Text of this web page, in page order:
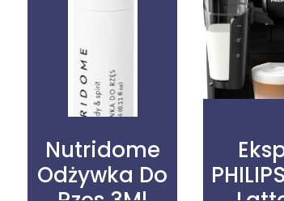
Nutridome
Odżywka Do